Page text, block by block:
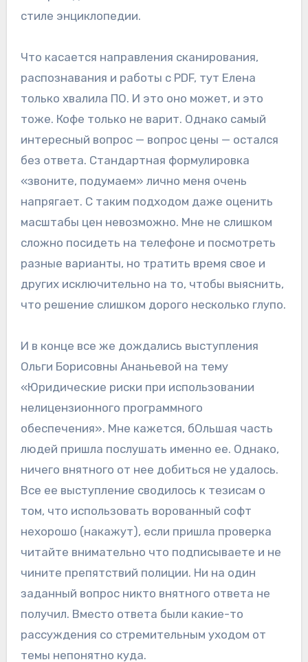
стиле энциклопедии.
Что касается направления сканирования,
распознавания и работы с PDF, тут Елена
только хвалила ПО. И это оно может, и это
тоже. Кофе только не варит. Однако самый
интересный вопрос — вопрос цены — остался
без ответа. Стандартная формулировка
«звоните, подумаем» лично меня очень
напрягает. С таким подходом даже оценить
масштабы цен невозможно. Мне не слишком
сложно посидеть на телефоне и посмотреть
разные варианты, но тратить время свое и
других исключительно на то, чтобы выяснить,
что решение слишком дорого несколько глупо.
И в конце все же дождались выступления
Ольги Борисовны Ананьевой на тему
«Юридические риски при использовании
нелицензионного программного
обеспечения». Мне кажется, бОльшая часть
людей пришла послушать именно ее. Однако,
ничего внятного от нее добиться не удалось.
Все ее выступление сводилось к тезисам о
том, что использовать ворованный софт
нехорошо (накажут), если пришла проверка
читайте внимательно что подписываете и не
чините препятствий полиции. Ни на один
заданный вопрос никто внятного ответа не
получил. Вместо ответа были какие-то
рассуждения со стремительным уходом от
темы непонятно куда.